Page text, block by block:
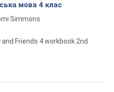
мова 4 клас
Simmons
and Friends 4 workbook 2nd